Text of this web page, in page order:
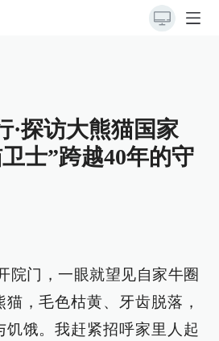
·探访大熊猫国家
士”跨越40年的守
院门，一眼就望见自家牛圈
，毛色枯黄、牙齿脱落，
饥饿。我赶紧招呼家里人起